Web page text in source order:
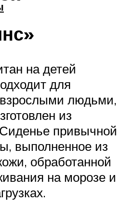
на детей
для
людьми,
из
привычной
выполненное из
обработанной
на морозе и